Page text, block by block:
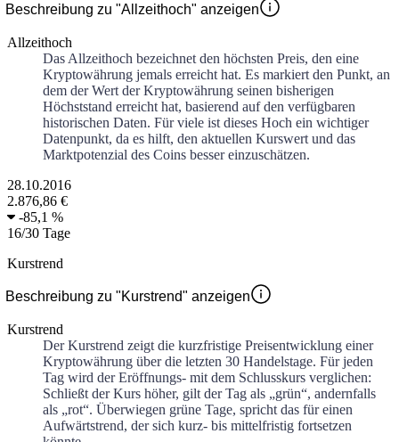
Beschreibung zu "Allzeithoch" anzeigen
Allzeithoch
Das Allzeithoch bezeichnet den höchsten Preis, den eine
Kryptowährung jemals erreicht hat. Es markiert den Punkt, an
dem der Wert der Kryptowährung seinen bisherigen
Höchststand erreicht hat, basierend auf den verfügbaren
historischen Daten. Für viele ist dieses Hoch ein wichtiger
Datenpunkt, da es hilft, den aktuellen Kurswert und das
Marktpotenzial des Coins besser einzuschätzen.
28.10.2016
2.876,86 €
-85,1 %
16/30 Tage
Kurstrend
Beschreibung zu "Kurstrend" anzeigen
Kurstrend
Der Kurstrend zeigt die kurzfristige Preisentwicklung einer
Kryptowährung über die letzten 30 Handelstage. Für jeden
Tag wird der Eröffnungs- mit dem Schlusskurs verglichen:
Schließt der Kurs höher, gilt der Tag als „grün“, andernfalls
als „rot“. Überwiegen grüne Tage, spricht das für einen
Aufwärtstrend, der sich kurz- bis mittelfristig fortsetzen